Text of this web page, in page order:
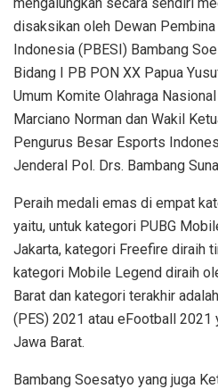
disaksikan oleh Dewan
Indonesia (PBESI) Bambang
Bidang I PB PON XX Papua
Umum Komite Olahraga
Marciano Norman dan Wakil
Pengurus Besar Esports
Jenderal Pol. Drs. Bambang
Peraih medali emas di empat
yaitu, untuk kategori PUBG
Jakarta, kategori Freefire diraih
kategori Mobile Legend diraih
Barat dan kategori terakhir
(PES) 2021 atau eFootball 2021
Jawa Barat.
Bambang Soesatyo yang juga